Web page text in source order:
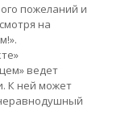
пожеланий и
на
ведет
К ней может